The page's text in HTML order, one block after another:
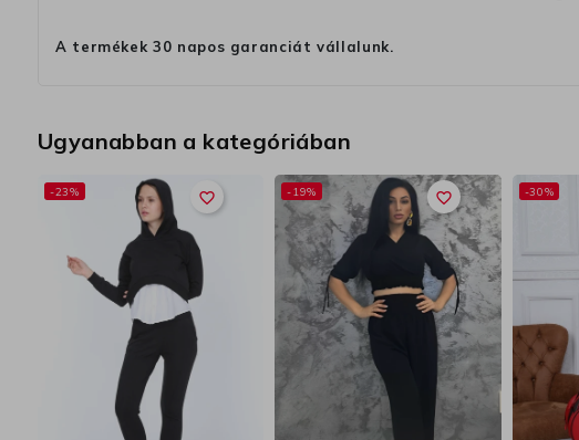
A termékek 30 napos garanciát vállalunk.
Ugyanabban a kategóriában
favorite_border
-23% favorite_border
-19% -30%